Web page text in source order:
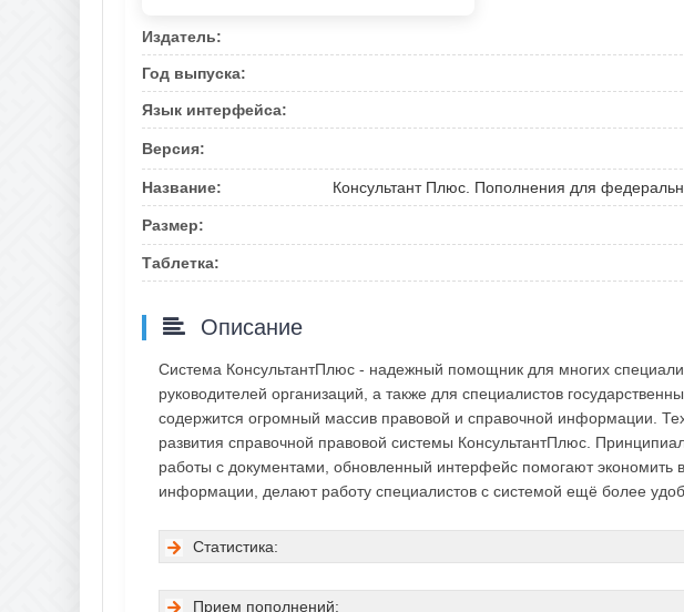
Издатель:
Год выпуска:
Язык интерфейса:
Версия:
Название: Консультант Плюс. Пополнения для
Размер:
Таблетка:
Описание
Система КонсультантПлюс - надежный помощник для многих
руководителей организаций, а также для специалистов
содержится огромный массив правовой и справочной информации.
развития справочной правовой системы КонсультантПлюс.
работы с документами, обновленный интерфейс помогают экономить
информации, делают работу специалистов с системой ещё более
Статистика:
Прием пополнений: